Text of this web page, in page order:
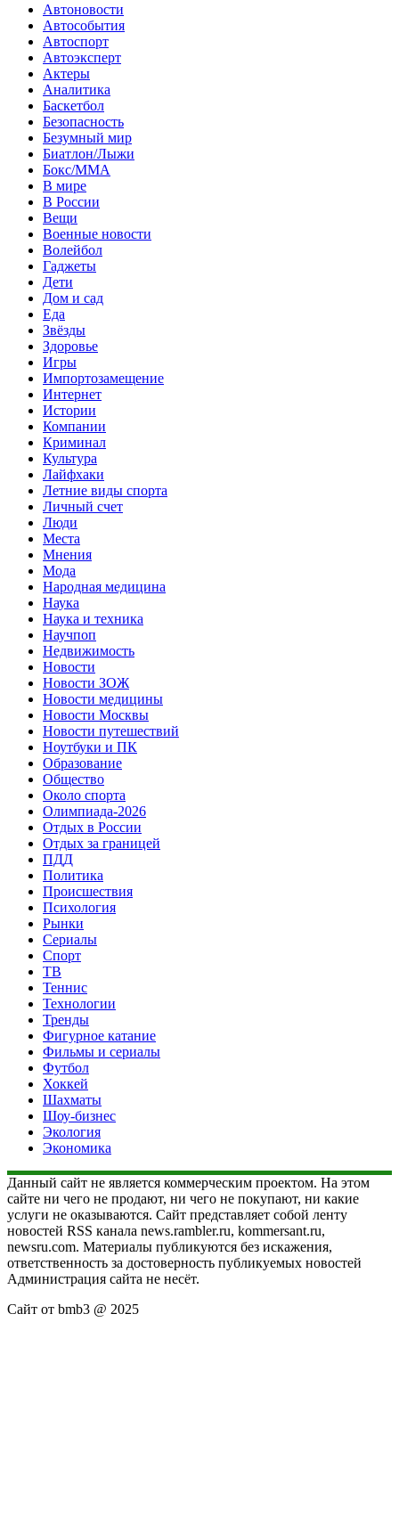
Автоновости
Автособытия
Автоспорт
Автоэксперт
Актеры
Аналитика
Баскетбол
Безопасность
Безумный мир
Биатлон/Лыжи
Бокс/MMA
В мире
В России
Вещи
Военные новости
Волейбол
Гаджеты
Дети
Дом и сад
Еда
Звёзды
Здоровье
Игры
Импортозамещение
Интернет
Истории
Компании
Криминал
Культура
Лайфхаки
Летние виды спорта
Личный счет
Люди
Места
Мнения
Мода
Народная медицина
Наука
Наука и техника
Научпоп
Недвижимость
Новости
Новости ЗОЖ
Новости медицины
Новости Москвы
Новости путешествий
Ноутбуки и ПК
Образование
Общество
Около спорта
Олимпиада-2026
Отдых в России
Отдых за границей
ПДД
Политика
Происшествия
Психология
Рынки
Сериалы
Спорт
ТВ
Теннис
Технологии
Тренды
Фигурное катание
Фильмы и сериалы
Футбол
Хоккей
Шахматы
Шоу-бизнес
Экология
Экономика
Данный сайт не является коммерческим проектом. На этом
сайте ни чего не продают, ни чего не покупают, ни какие
услуги не оказываются. Сайт представляет собой ленту
новостей RSS канала news.rambler.ru, kommersant.ru,
newsru.com. Материалы публикуются без искажения,
ответственность за достоверность публикуемых новостей
Администрация сайта не несёт.
Сайт от bmb3 @ 2025